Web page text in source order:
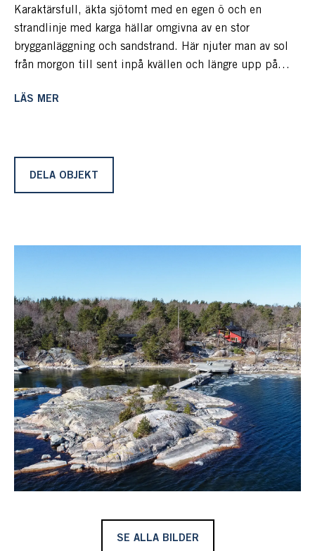
Karaktärsfull, äkta sjötomt med en egen ö och en
strandlinje med karga hällar omgivna av en stor
brygganläggning och sandstrand. Här njuter man av sol
från morgon till sent inpå kvällen och längre upp på
med generösa ytor, altaner och mjuka gräsytor.
Lindholmen och ligger med sin vackra strandlinje och
klara vatten öster om Norra Stavsudda. Läget är ypperligt
och här möts man av en vacker skärgård med klart vatten,
båtmack, affär och kajakuthyrning för att nämna några
Till sjötomten kommer man med egen båt och förtöjning
sker längsmed bryggan eller på boj. Plats finns att
förtöja flera båtar och här ligger man skyddat från
årstidernas alla vindar.
Bryggan sammanbinder stranden med den egna ön och
här lever man med en härlig inramning och på ön njuter
man av den varma solen på väg ned. Från ön njuter man
av utsikten mot en levande skärgård med båtar på sin
färd mot Möja Västerfjärd.
Bryggan leder upp till en stor bergfast brygga och här
finns plats för att duka upp den stora
Det arkitektritade bostadshuset ligger upphöjt på
LÄS MER
DELA OBJEKT
SE ALLA BILDER